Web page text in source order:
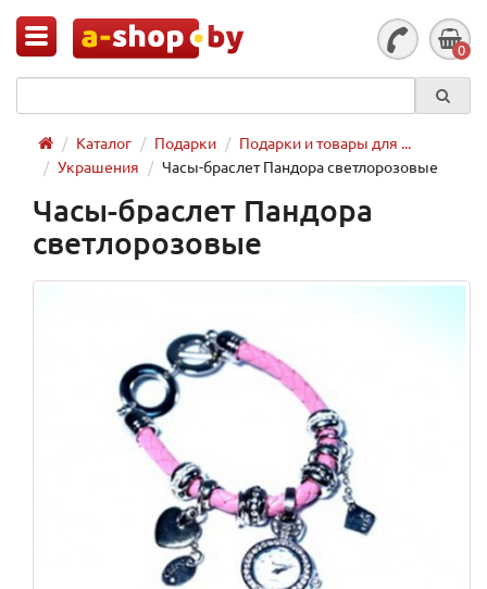
0
Каталог Подарки
Подарки и товары для ...
Украшения
Часы-браслет Пандора светлорозовые
Часы-браслет Пандора
светлорозовые